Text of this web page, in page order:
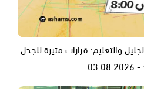
والتعليم: قرارات مثيرة للجدل